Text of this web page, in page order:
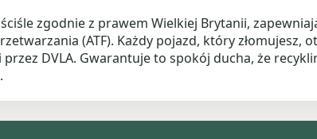
ściśle zgodnie z prawem Wielkiej Brytanii,
(ATF). Każdy pojazd, który
przez DVLA. Gwarantuje to spokój ducha, że